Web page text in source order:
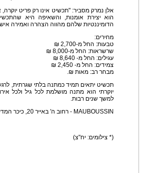
אלן נמרק מסביר: "תכשיט אינו רק פריט יוקרה,
הוא יצירת אומנות, והשאיפה היא
הדומיננטיות שלהם מהווה הצהרה ואמירה
מחירים:
טבעות: החל מ-2,700 ₪
שרשראות: החל מ-8,000 ₪
עגילים: החל מ- 8,640 ₪
צמידים: החל מ- 2,450 ₪
מבחר רב: מאות ₪.
תכשיט יתאים תמיד כמתנה בלתי שגרתית,
יוקרתי הוא מתנה מושלמת לכל גיל ולכל
למשך שנים רבות.
MAUBOUSSIN - רחוב ה' באייר 20, כיכר המדינה, תל אביב
(* צילומים: יח"צ)